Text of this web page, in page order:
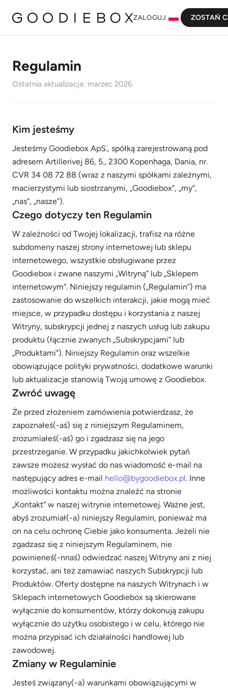
ZALOGUJ ZOSTAŃ
Regulamin
Ostatnia aktualizacja: marzec 2026
Kim jesteśmy
Jesteśmy Goodiebox ApS., spółką zarejestrowaną pod
adresem Artillerivej 86, 5., 2300 Kopenhaga, Dania, nr.
CVR 34 08 72 88 (wraz z naszymi spółkami zależnymi,
macierzystymi lub siostrzanymi, „Goodiebox”, „my”,
„nas”, „nasze”).
Czego dotyczy ten Regulamin
W zależności od Twojej lokalizacji, trafisz na różne
subdomeny naszej strony internetowej lub sklepu
internetowego, wszystkie obsługiwane przez
Goodiebox i zwane naszymi „Witryną” lub „Sklepem
internetowym”. Niniejszy regulamin („Regulamin”) ma
zastosowanie do wszelkich interakcji, jakie mogą mieć
miejsce, w przypadku dostępu i korzystania z naszej
Witryny, subskrypcji jednej z naszych usług lub zakupu
produktu (łącznie zwanych „Subskrypcjami” lub
„Produktami”). Niniejszy Regulamin oraz wszelkie
obowiązujące polityki prywatności, dodatkowe warunki
lub aktualizacje stanowią Twoją umowę z Goodiebox.
Zwróć uwagę
Że przed złożeniem zamówienia potwierdzasz, że
zapoznałeś(-aś) się z niniejszym Regulaminem,
zrozumiałeś(-aś) go i zgadzasz się na jego
przestrzeganie. W przypadku jakichkolwiek pytań
zawsze możesz wysłać do nas wiadomość e-mail na
następujący adres e-mail hello@bygoodiebox.pl. Inne
możliwości kontaktu można znaleźć na stronie
„Kontakt” w naszej witrynie internetowej. Ważne jest,
abyś zrozumiał(-a) niniejszy Regulamin, ponieważ ma
on na celu ochronę Ciebie jako konsumenta. Jeżeli nie
zgadzasz się z niniejszym Regulaminem, nie
powinieneś(-nnaś) odwiedzać naszej Witryny ani z niej
korzystać, ani też zamawiać naszych Subskrypcji lub
Produktów. Oferty dostępne na naszych Witrynach i w
Sklepach internetowych Goodiebox są skierowane
wyłącznie do konsumentów, którzy dokonują zakupu
wyłącznie do użytku osobistego i w celu, którego nie
można przypisać ich działalności handlowej lub
zawodowej.
Zmiany w Regulaminie
Jesteś związany(-a) warunkami obowiązującymi w